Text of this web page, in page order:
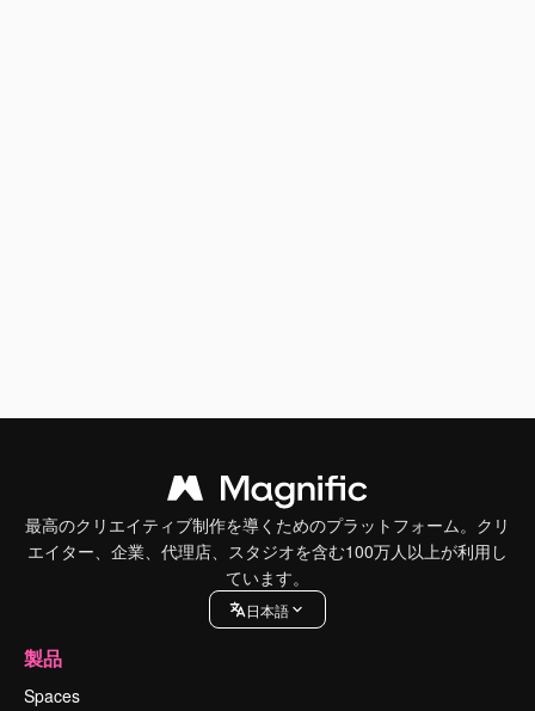
最高のクリエイティブ制作を導くためのプラットフォーム。クリ
エイター、企業、代理店、スタジオを含む100万人以上が利用し
ています。
日本語
製品
Spaces